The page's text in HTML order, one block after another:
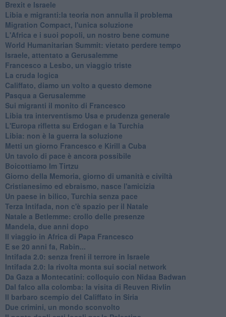
Brexit e Israele
Libia e migranti:la teoria non annulla il problema
Migration Compact, l'unica soluzione
L'Africa e i suoi popoli, un nostro bene comune
World Humanitarian Summit: vietato perdere tempo
Israele, attentato a Gerusalemme
Francesco a Lesbo, un viaggio triste
La cruda logica
Califfato, diamo un volto a questo demone
Pasqua a Gerusalemme
Sui migranti il monito di Francesco
Libia tra interventismo Usa e prudenza generale
L'Europa rifletta su Erdogan e la Turchia
Libia: non è la guerra la soluzione
Metti un giorno Francesco e Kirill a Cuba
Un tavolo di pace è ancora possibile
Boicottiamo Im Tirtzu
Giorno della Memoria, giorno di umanità e civiltà
Cristianesimo ed ebraismo, nasce l'amicizia
Un paese in bilico, Turchia senza pace
Terza Intifada, non c'è spazio per il Natale
Natale a Betlemme: crollo delle presenze
Mandela, due anni dopo
Il viaggio in Africa di Papa Francesco
E se 20 anni fa, Rabin...
Intifada 2.0: senza freni il terrore in Israele
Intifada 2.0: la rivolta monta sui social network
Da Gaza a Montecatini: colloquio con Nidaa Badwan
Dal falco alla colomba: la visita di Reuven Rivlin
Il barbaro scempio del Califfato in Siria
Due crimini, un mondo sconvolto